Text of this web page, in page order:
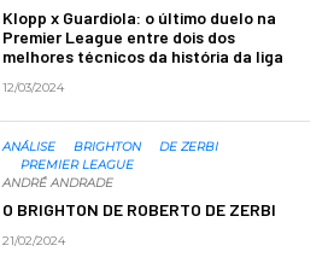
Klopp x Guardiola: o último duelo na
Premier League entre dois dos
melhores técnicos da história da liga
12/03/2024
ANÁLISE BRIGHTON
DE ZERBI
PREMIER LEAGUE
ANDRÉ ANDRADE
O BRIGHTON DE ROBERTO DE ZERBI
21/02/2024